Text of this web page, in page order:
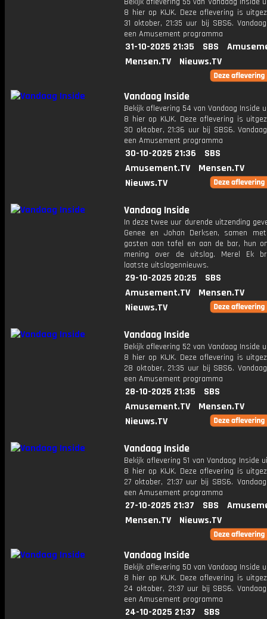
8 hier op KIJK. Deze aflevering is
31 oktober, 21:35 uur bij SBS6.
een Amusement programma
31-10-2025 21:35 SBS
Mensen.TV
Nieuws.TV
Vandaag Inside
Bekijk aflevering 54 van Vandaag Inside
8 hier op KIJK. Deze aflevering is
30 oktober, 21:36 uur bij SBS6.
een Amusement programma
30-10-2025 21:36
SBS
Amusement.TV
Mensen.TV
Nieuws.TV
Vandaag Inside
In deze twee uur durende uitzending
Genee en Johan Derksen, samen
gasten aan tafel en aan de bar, hun
mening over de uitslag. Merel Ek
laatste uitslagennieuws.
29-10-2025 20:25
SBS
Amusement.TV
Mensen.TV
Nieuws.TV
Vandaag Inside
Bekijk aflevering 52 van Vandaag Inside
8 hier op KIJK. Deze aflevering is
28 oktober, 21:35 uur bij SBS6.
een Amusement programma
28-10-2025 21:35
SBS
Amusement.TV
Mensen.TV
Nieuws.TV
Vandaag Inside
Bekijk aflevering 51 van Vandaag Inside
8 hier op KIJK. Deze aflevering is
27 oktober, 21:37 uur bij SBS6.
een Amusement programma
27-10-2025 21:37 SBS
Mensen.TV
Nieuws.TV
Vandaag Inside
Bekijk aflevering 50 van Vandaag Inside
8 hier op KIJK. Deze aflevering is
24 oktober, 21:37 uur bij SBS6.
een Amusement programma
24-10-2025 21:37
SBS